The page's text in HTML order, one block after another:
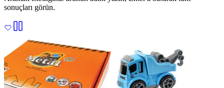
sonuçları görün.